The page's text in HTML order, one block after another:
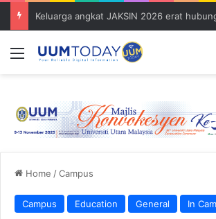
Menu
Home /Campus
Campus Education General In